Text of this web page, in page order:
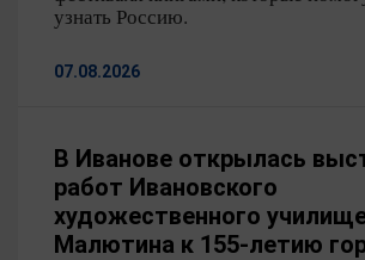
узнать Россию.
07.08.2026
В Иванове открылась
работ Ивановского
художественного
Малютина к 155-летию
Ивановской области. С 11 декабря
Департамента культуры и туризма
– 2010 год.